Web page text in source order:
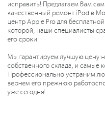
исправить! Предлагаем Вам
качественный ремонт iPod в
центр Apple Pro для
которой, наши специалисты
его сроки!
Мы гарантируем лучшую цену
собственного склада, и самые
Профессионально устраним
вернем его прежнюю
уже сегодня!